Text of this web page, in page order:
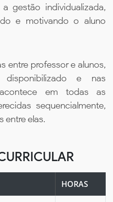
gestão individualizada,
e motivando o aluno
entre professor e alunos,
e nas
em todas as
sequencialmente,
entre elas.
HORAS